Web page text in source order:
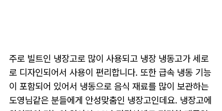
주로 빌트인 냉장고로 많이 사용되고 냉장 냉동고가 세로
로 디자인되어서 사용이 편리합니다. 또한 급속 냉동 기능
이 포함되어 있어서 냉동으로 음식 재료를 많이 보관하는
도영님같은 분들에게 안성맞춤인 냉장고인데요. 냉장고에